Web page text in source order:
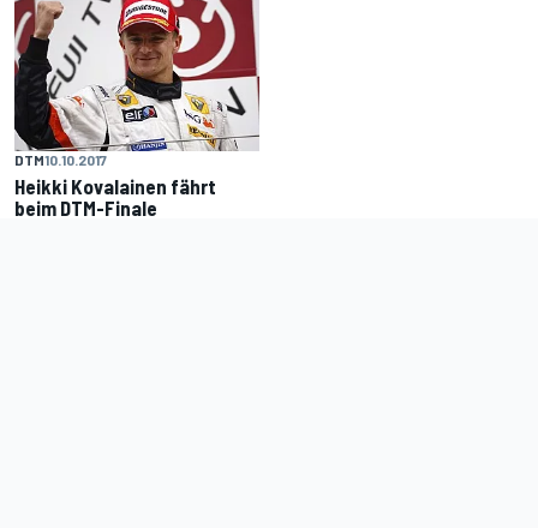
DTM10.10.2017
Heikki Kovalainen fährt
beim DTM-Finale